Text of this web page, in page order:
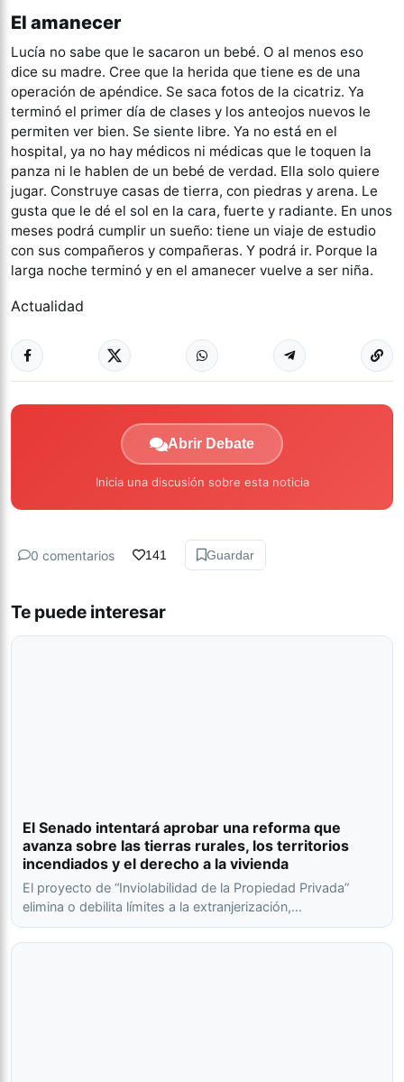
El amanecer
Lucía no sabe que le sacaron un bebé. O al menos eso
dice su madre. Cree que la herida que tiene es de una
operación de apéndice. Se saca fotos de la cicatriz. Ya
terminó el primer día de clases y los anteojos nuevos le
permiten ver bien. Se siente libre. Ya no está en el
hospital, ya no hay médicos ni médicas que le toquen la
panza ni le hablen de un bebé de verdad. Ella solo quiere
jugar. Construye casas de tierra, con piedras y arena. Le
gusta que le dé el sol en la cara, fuerte y radiante. En unos
meses podrá cumplir un sueño: tiene un viaje de estudio
con sus compañeros y compañeras. Y podrá ir. Porque la
larga noche terminó y en el amanecer vuelve a ser niña.
Actualidad
Abrir Debate
Inicia una discusión sobre esta noticia
0 comentarios 141 Guardar
Te puede interesar
El Senado intentará aprobar una reforma que
avanza sobre las tierras rurales, los territorios
incendiados y el derecho a la vivienda
El proyecto de “Inviolabilidad de la Propiedad Privada”
elimina o debilita límites a la extranjerización,…